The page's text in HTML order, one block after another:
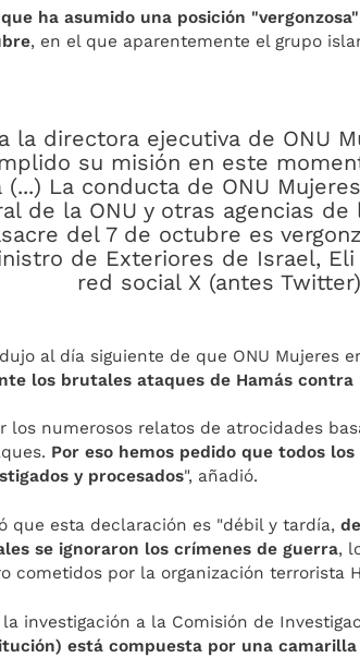
ha asumido una posición
, en el que aparentemente el grupo
la directora ejecutiva de ONU
su misión en este
(...) La conducta de ONU
de la ONU y otras agencias de
del 7 de octubre es
de Exteriores de Israel, Eli
red social X (antes
al día siguiente de que ONU Mujeres
los brutales ataques de Hamás contra
los numerosos relatos de atrocidades
Por eso hemos pedido que todos
y procesados", añadió.
que esta declaración es "débil y tardía,
se ignoraron los crímenes de guerra,
cometidos por la organización terrorista
investigación a la Comisión de
está compuesta por una